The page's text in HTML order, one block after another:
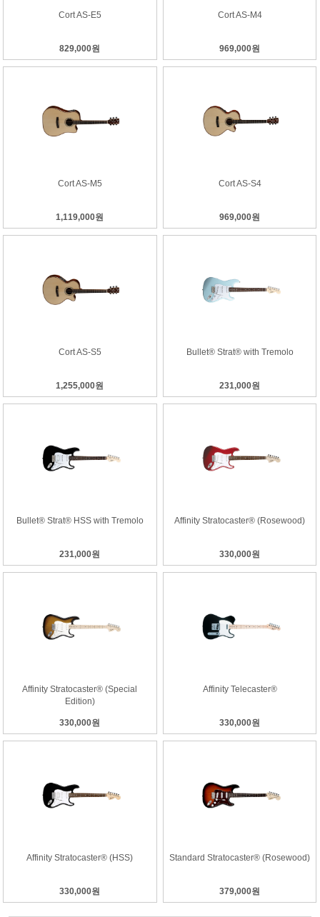
Cort AS-E5
829,000원
Cort AS-M4
969,000원
Cort AS-M5
1,119,000원
Cort AS-S4
969,000원
Cort AS-S5
1,255,000원
Bullet® Strat® with Tremolo
231,000원
Bullet® Strat® HSS with Tremolo
231,000원
Affinity Stratocaster® (Rosewood)
330,000원
Affinity Stratocaster® (Special
Edition)
330,000원
Affinity Telecaster®
330,000원
Affinity Stratocaster® (HSS)
330,000원
Standard Stratocaster® (Rosewood)
379,000원